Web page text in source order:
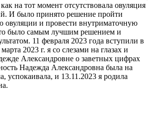
на тот момент отсутствовала овуляция
И было принято решение пройти
овуляции​ и провести внутриматочную
было самым лучшим решением и
11 февраля 2023 года вступили в
2023 г. я со слезами на глазах и
Александровне о заветных цифрах
Надежда Александровна была на
успокаивала, и 13.11.2023 я родила